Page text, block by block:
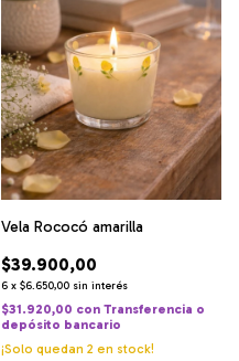
Vela Rococó amarilla
$39.900,00
6 x $6.650,00 sin interés
$31.920,00 con Transferencia o
depósito bancario
¡Solo quedan 2 en stock!